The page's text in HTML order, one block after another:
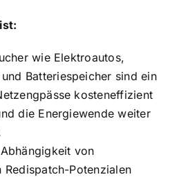
wie Elektroautos,
Batteriespeicher sind ein
kosteneffizient
die Energiewende weiter
von
Redispatch-Potenzialen